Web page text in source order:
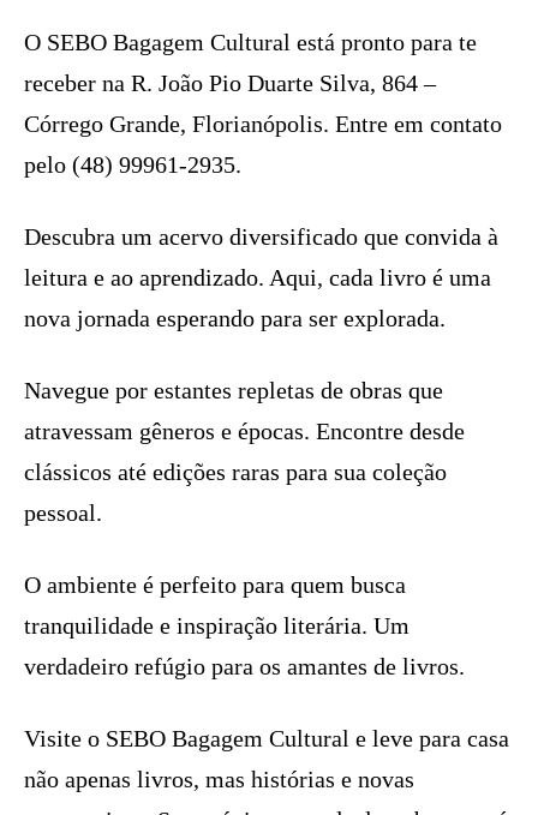
O SEBO Bagagem Cultural está pronto para te
receber na R. João Pio Duarte Silva, 864 –
Córrego Grande, Florianópolis. Entre em contato
pelo (48) 99961-2935.
Descubra um acervo diversificado que convida à
leitura e ao aprendizado. Aqui, cada livro é uma
nova jornada esperando para ser explorada.
Navegue por estantes repletas de obras que
atravessam gêneros e épocas. Encontre desde
clássicos até edições raras para sua coleção
pessoal.
O ambiente é perfeito para quem busca
tranquilidade e inspiração literária. Um
verdadeiro refúgio para os amantes de livros.
Visite o SEBO Bagagem Cultural e leve para casa
não apenas livros, mas histórias e novas